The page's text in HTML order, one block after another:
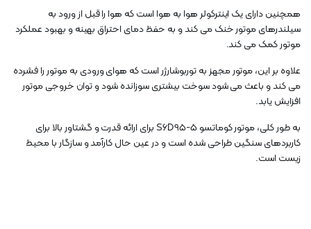
همچنین دارای یک اینترکولر هوا به هوا است که هوا را قبل از ورود به
سیلندرهای موتور خنک می کند و به حفظ دمای احتراق بهینه و بهبود عملکرد
موتور کمک می کند.
علاوه بر این، موتور مجهز به توربوشارژر است که هوای ورودی به موتور را فشرده
می کند و باعث می شود سوخت بیشتری سوزانده شود و توان خروجی موتور
افزایش یابد.
به طور کلی، موتور کوماتسو S6D95-5 برای ارائه قدرت و گشتاور بالا برای
کاربردهای سنگین طراحی شده است و در عین حال کارآمد و سازگار با محیط
زیست است.